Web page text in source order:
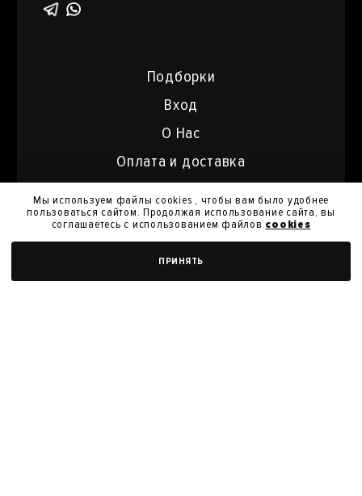
ДОБАВИТЬ В КОРЗИНУ
Подборки
Вход
О Нас
Оплата и доставка
Контакты
Вторичный рынок
Мы используем файлы cookies , чтобы вам было удобнее
пользоваться сайтом. Продолжая использование сайта, вы
соглашаетесь с использованием файлов cookies
ПРИНЯТЬ